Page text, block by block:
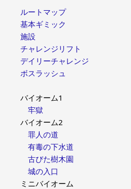
ルートマップ
基本ギミック
施設
チャレンジリフト
デイリーチャレンジ
ボスラッシュ
バイオーム1
牢獄
バイオーム2
罪人の道
有毒の下水道
古びた樹木園
城の入口
ミニバイオーム